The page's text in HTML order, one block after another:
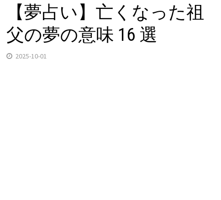
【夢占い】亡くなった祖
父の夢の意味 16 選
2025-10-01